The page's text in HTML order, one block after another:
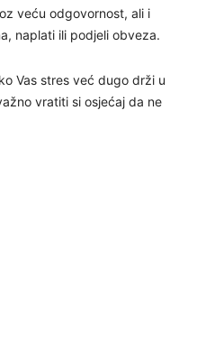
veću odgovornost, ali i
naplati ili podjeli obveza.
Vas stres već dugo drži u
vratiti si osjećaj da ne